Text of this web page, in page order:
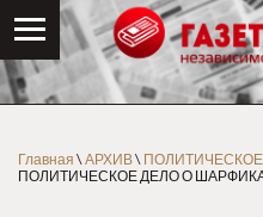
Главная \АРХИВ\
ПОЛИТИЧЕСКОЕ ДЕЛО О